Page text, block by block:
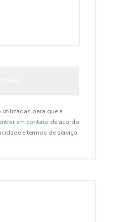
para que a
em contato de acordo
e termos de serviço